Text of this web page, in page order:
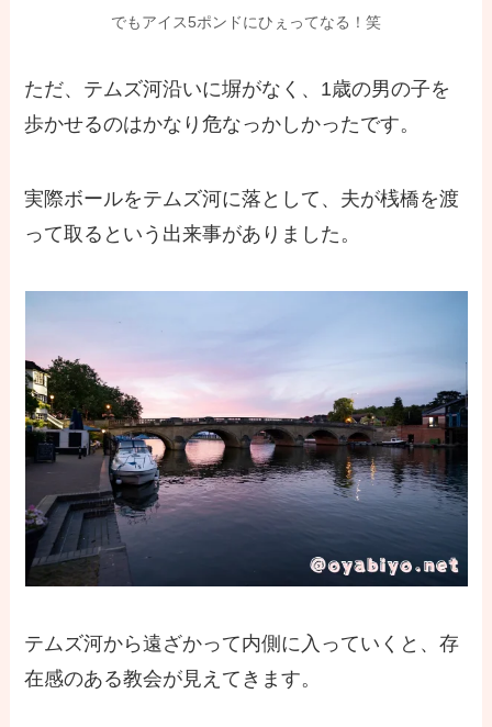
でもアイス5ポンドにひぇってなる！笑
ただ、テムズ河沿いに塀がなく、1歳の男の子を
歩かせるのはかなり危なっかしかったです。
実際ボールをテムズ河に落として、夫が桟橋を渡
って取るという出来事がありました。
テムズ河から遠ざかって内側に入っていくと、存
在感のある教会が見えてきます。